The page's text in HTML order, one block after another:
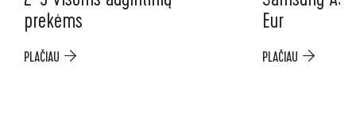
prekėms
PLAČIAU
Eur
PLAČIAU